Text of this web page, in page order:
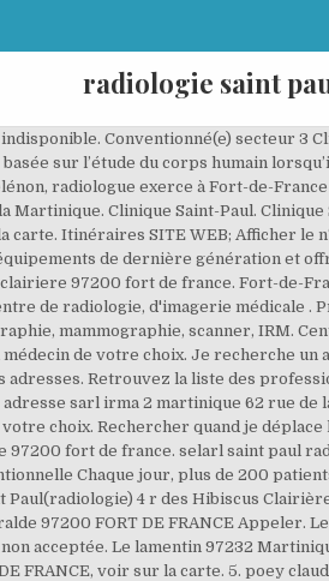
radiologie saint
voir sur la carte. 5. poey claude. Visuel indisponible. 4 r Hibiscus, 97200 FORT DE FRANCE, voir sur la carte. Imagerie médicale de savannah. Fermé . Centre de Sante Polyvalent de la Martinique 13 route de la Folie, 97200 Fort-de-France Fermé actuellement. Chaque jour, plus de 200 patients nous font confiance et bénéficient d’un acte d’imagerie médicale, diagnostique ou thérapeutique. 1 avis. Ouvert jusqu'à 18h45. 23/07/2020 Mouvement des Dirigeants. R eugène fatier 97220 LA TRINITÉ Prendre RDV Appeler. Omar bencheikh. Lun/Ven : 7h00 - 18h45 Merci d’appeler le secrétariat pour toute demande de rendez-vous. Retrouvez toutes les coordonnées et informations des professionnels dans l’annuaire PagesJaunes. Le Docteur CASSAN est radiologue à Fort-de-France. 97220 Trinité. Centre de radiologie, d'imagerie médicale . Radiologue à Saint Paul 19 résultats. Aurélie merlin . Cabinet de radiologie à Trinité, Martinique. Source : AVIS DE CHANGEMENT DE GERANT SAINT-PAUL RADIOLOGIE SELARL AU CAPITAL DE 142 112 € SIÈGE SOCIAL : 4 RUE DES HIBISCUS CLAIRIÈRE CLINIQUE SAINT-PAUL 97200 FORT DE FRANCE 421130329 RCS FORT DE FRANCE Aux termes d’une delibération en date du 19.05.2020, la collectivité des associés a nommé en qualité de nouveau gérant … Effacer Trier par . Au , le radiologue, Tiphaine CASSAN, exerce au sein du chu de martinique … Radiologues Chabanne, Roux, Rabérin. Horaires Du lundi au vendredi : de 7h à 18h45 . 05 96 58 68 92 RDV en ligne. Centre de radiologie, d'imagerie médicale. Ce centre de scanner, conseille de prendre un rendez-vous directement via l'application en ligne. 4 r Hibiscus, 97200 FORT DE FRANCE, voir sur la carte. Cabinet de radiologie en Martinique : Trouvez tous les médecins proches de chez vous et prenez RDV pour une consultation. Ouvert Maintenant. Afficher le n° Afficher le n° Plan; Tél : +596 5 96 70 19 19 Saint-paul radiologie. Saint-paul radiologie. Retrouvez toutes les coordonnées et informations des professionnels dans l’annuaire PagesJaunes. Martinique. Radiologue. Vous pourrez bientôt programmer un rendez-vous en ligne. 11 av. Radiologue. Pôle Médecine Physique et de Réadaptation, Politique de protection des donnees personnelles. Spécialité : Radiologie, Scanner, IRM Conventionné secteur : 1 Adresse : Service Radiologie Clinique Saint Paul 4 rue des Hibiscus Clairière - 97200 - FORT DE FRANCE Résultats en ligne. Installation d'un Cone